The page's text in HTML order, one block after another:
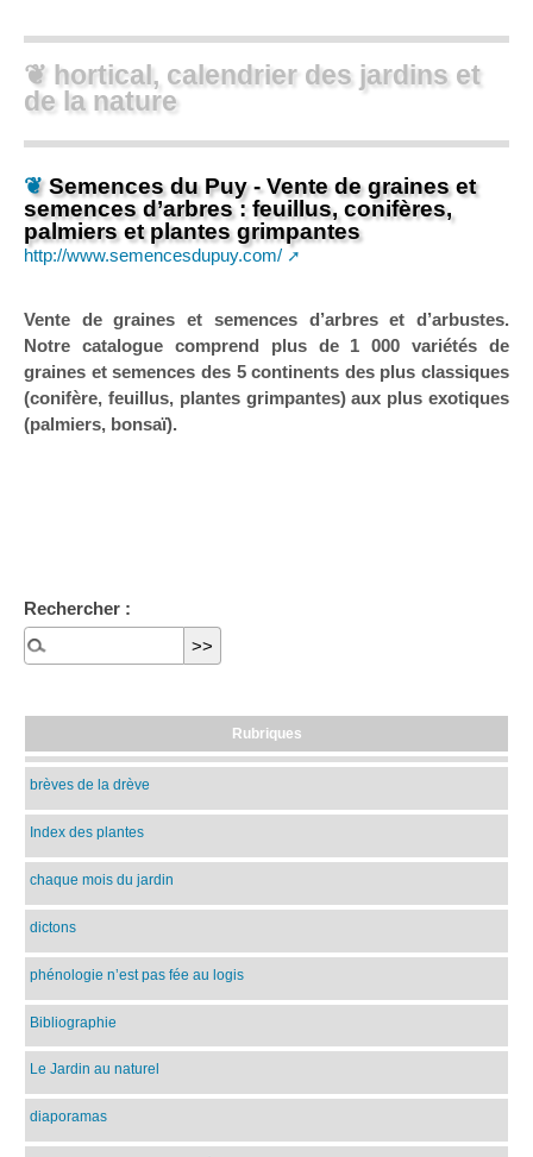
❦ hortical, calendrier des jardins et
de la nature
❦Semences du Puy - Vente de graines et
semences d’arbres : feuillus, conifères,
palmiers et plantes grimpantes
http://www.semencesdupuy.com/
Vente de graines et semences d’arbres et d’arbustes.
Notre catalogue comprend plus de 1 000 variétés de
graines et semences des 5 continents des plus classiques
(conifère, feuillus, plantes grimpantes) aux plus exotiques
(palmiers, bonsaï).
Rechercher :
Rubriques
brèves de la drève
Index des plantes
chaque mois du jardin
dictons
phénologie n’est pas fée au logis
Bibliographie
Le Jardin au naturel
diaporamas